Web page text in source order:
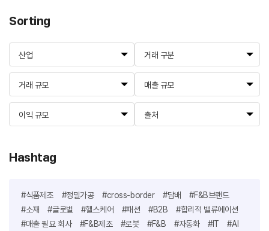
Sorting
산업 거래 구분
거래 규모 매출 규모
이익 규모 출처
Hashtag
#식품제조 #정밀가공 #cross-border #담배
#F&B브랜드
#소재
#글로벌 #헬스케어 #패션 #B2B
#합리적 밸류에이션
#매출 필요 회사
#F&B제조 #로봇 #F&B #자동화 #IT
#AI